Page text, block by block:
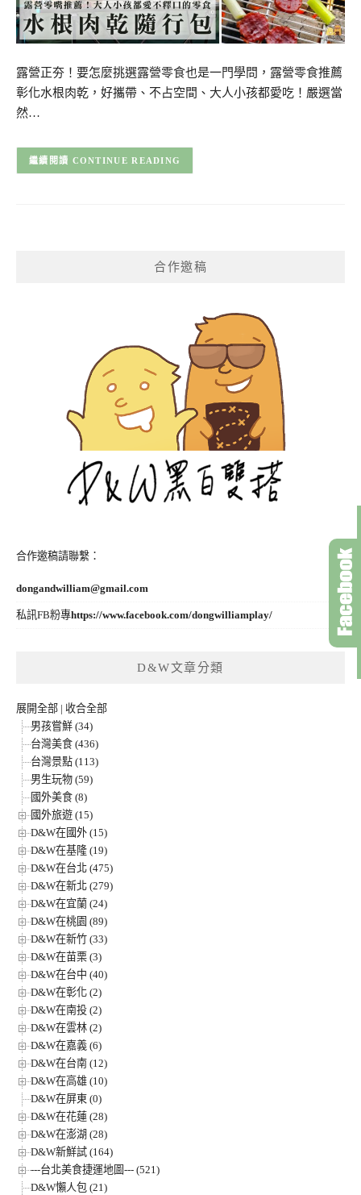
露營正夯！要怎麼挑選露營零食也是一門學問，露營零食推薦
彰化水根肉乾，好攜帶、不占空間、大人小孩都愛吃！嚴選當
然…
CONTINUE READING
合作邀稿
合作邀稿請聯繫：
dongandwilliam@gmail.com
私訊FB粉專https://www.facebook.com/dongwilliamplay/
D&W文章分類
展開全部 | 收合全部
男孩嘗鮮 (34)
台灣美食 (436)
台灣景點 (113)
男生玩物 (59)
國外美食 (8)
國外旅遊 (15)
D&W在國外 (15)
D&W在基隆 (19)
D&W在台北 (475)
D&W在新北 (279)
D&W在宜蘭 (24)
D&W在桃園 (89)
D&W在新竹 (33)
D&W在苗栗 (3)
D&W在台中 (40)
D&W在彰化 (2)
D&W在南投 (2)
D&W在雲林 (2)
D&W在嘉義 (6)
D&W在台南 (12)
D&W在高雄 (10)
D&W在屏東 (0)
D&W在花蓮 (28)
D&W在澎湖 (28)
D&W新鮮試 (164)
---台北美食捷運地圖--- (521)
D&W懶人包 (21)